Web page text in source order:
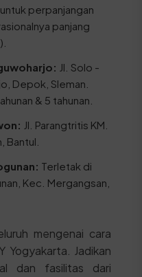
perpanjangan
panjang
Jl. Solo -
Depok, Sleman.
& 5 tahunan.
Jl. Parangtritis KM.
Bantul.
Terletak di
Kec. Mergangsan,
mengenai cara
Yogyakarta. Jadikan
dan fasilitas dari